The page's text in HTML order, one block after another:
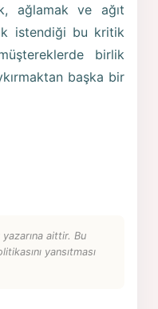
ağlamak ve ağıt
istendiği bu kritik
birlik
başka bir
aittir. Bu
yansıtması